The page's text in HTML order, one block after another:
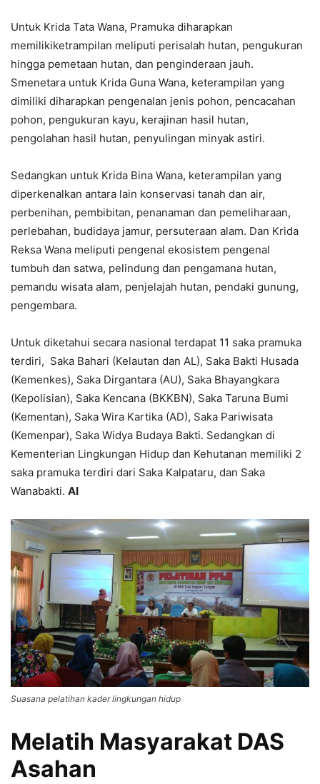
Untuk Krida Tata Wana, Pramuka diharapkan
memilikiketrampilan meliputi perisalah hutan, pengukuran
hingga pemetaan hutan, dan penginderaan jauh.
Smenetara untuk Krida Guna Wana, keterampilan yang
dimiliki diharapkan pengenalan jenis pohon, pencacahan
pohon, pengukuran kayu, kerajinan hasil hutan,
pengolahan hasil hutan, penyulingan minyak astiri.
Sedangkan untuk Krida Bina Wana, keterampilan yang
diperkenalkan antara lain konservasi tanah dan air,
perbenihan, pembibitan, penanaman dan pemeliharaan,
perlebahan, budidaya jamur, persuteraan alam. Dan Krida
Reksa Wana meliputi pengenal ekosistem pengenal
tumbuh dan satwa, pelindung dan pengamana hutan,
pemandu wisata alam, penjelajah hutan, pendaki gunung,
pengembara.
Untuk diketahui secara nasional terdapat 11 saka pramuka
terdiri, Saka Bahari (Kelautan dan AL), Saka Bakti Husada
(Kemenkes), Saka Dirgantara (AU), Saka Bhayangkara
(Kepolisian), Saka Kencana (BKKBN), Saka Taruna Bumi
(Kementan), Saka Wira Kartika (AD), Saka Pariwisata
(Kemenpar), Saka Widya Budaya Bakti. Sedangkan di
Kementerian Lingkungan Hidup dan Kehutanan memiliki 2
saka pramuka terdiri dari Saka Kalpataru, dan Saka
Wanabakti. AI
Suasana pelatihan kader lingkungan hidup
Melatih Masyarakat DAS
Asahan